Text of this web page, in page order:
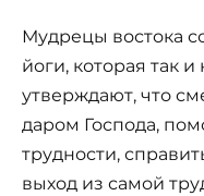
Мудрецы востока
йоги, которая так
утверждают, что
даром Господа,
трудности,
выход из самой